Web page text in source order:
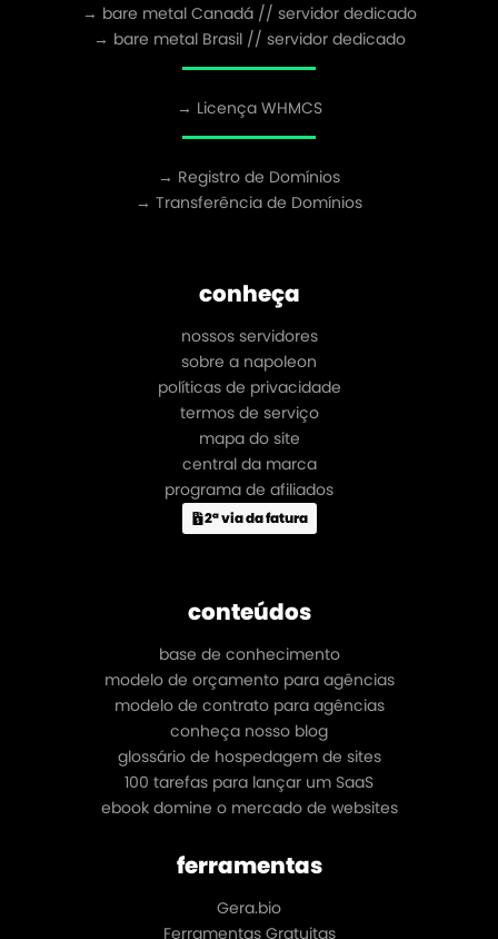
→ bare metal Canadá // servidor dedicado
→ bare metal Brasil // servidor dedicado
→ Licença WHMCS
→ Registro de Domínios
→ Transferência de Domínios
conheça
nossos servidores
sobre a napoleon
políticas de privacidade
termos de serviço
mapa do site
central da marca
programa de afiliados
2ª via da fatura
conteúdos
base de conhecimento
modelo de orçamento para agências
modelo de contrato para agências
conheça nosso blog
glossário de hospedagem de sites
100 tarefas para lançar um SaaS
ebook domine o mercado de websites
ferramentas
Gera.bio
Ferramentas Gratuitas